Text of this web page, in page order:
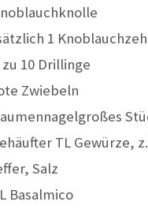
1
zu 10 Drillinge
Zwiebeln
TL Gewürze,
Salz
Basalmico